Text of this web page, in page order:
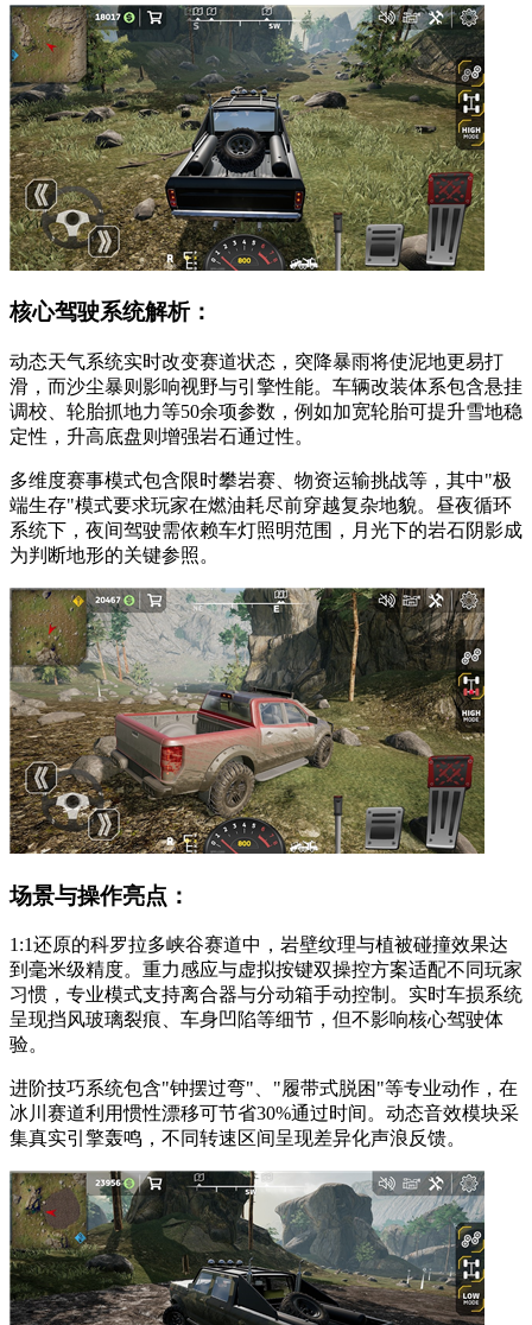
核心驾驶系统解析：
动态天气系统实时改变赛道状态，突降暴雨将使泥地更易打
滑，而沙尘暴则影响视野与引擎性能。车辆改装体系包含悬挂
调校、轮胎抓地力等50余项参数，例如加宽轮胎可提升雪地稳
定性，升高底盘则增强岩石通过性。
多维度赛事模式包含限时攀岩赛、物资运输挑战等，其中"极
端生存"模式要求玩家在燃油耗尽前穿越复杂地貌。昼夜循环
系统下，夜间驾驶需依赖车灯照明范围，月光下的岩石阴影成
为判断地形的关键参照。
场景与操作亮点：
1:1还原的科罗拉多峡谷赛道中，岩壁纹理与植被碰撞效果达
到毫米级精度。重力感应与虚拟按键双操控方案适配不同玩家
习惯，专业模式支持离合器与分动箱手动控制。实时车损系统
呈现挡风玻璃裂痕、车身凹陷等细节，但不影响核心驾驶体
验。
进阶技巧系统包含"钟摆过弯"、"履带式脱困"等专业动作，在
冰川赛道利用惯性漂移可节省30%通过时间。动态音效模块采
集真实引擎轰鸣，不同转速区间呈现差异化声浪反馈。